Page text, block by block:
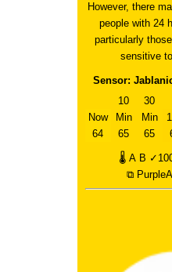
However, there
people with 24
particularly
sensitive
Sensor:
Now
64
10
Min
65
30
Min
65
🌡 A B
⧉